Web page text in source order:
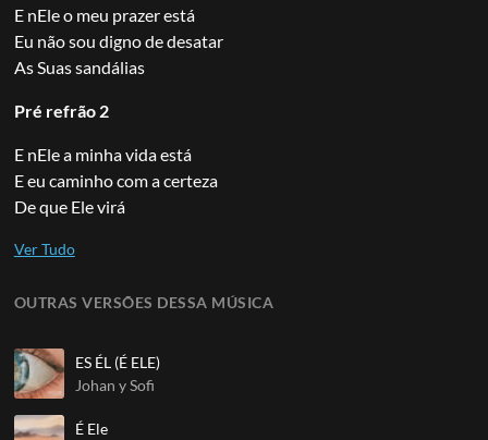
E nEle o meu prazer está
Eu não sou digno de desatar
As Suas sandálias
Pré refrão 2
E nEle a minha vida está
E eu caminho com a certeza
De que Ele virá
OUTRAS VERSÕES DESSA MÚSICA
ES ÉL (É ELE)
Johan y Sofi
É Ele